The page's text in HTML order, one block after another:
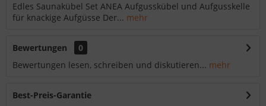
Edles Saunakübel Set ANEA Aufgusskübel und Aufgusskelle
für knackige Aufgüsse Der... mehr
Bewertungen
0
Bewertungen lesen, schreiben und diskutieren... mehr
Best-Preis-Garantie